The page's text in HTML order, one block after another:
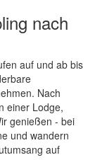
nach
auf und ab bis
Nach
einer Lodge,
genießen - bei
und wandern
auf